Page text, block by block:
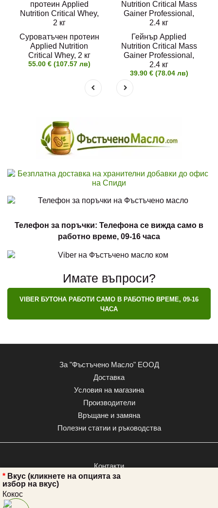
Вкус (кликнете на опцията за
избор на вкус)
Кокос
Суроватъчен протеин
Applied Nutrition
Critical Whey, 2 кг
55.00 € (107.57 лв)
Гейнър Applied
Nutrition Critical Mass
Gainer Professional,
2.4 кг
39.90 € (78.04 лв)
Телефон за поръчки: Телефона се вижда само в
работно време, 09-16 часа
Имате въпроси?
VIBER БУТОНА РАБОТИ САМО В РАБОТНО ВРЕМЕ, 09-16
ЧАСА
За "Фъстъчено Масло" ЕООД
Доставка
Условия на магазина
Производители
Връщане и замяна
Полезни статии и ръководства
Контакти
Сравнение